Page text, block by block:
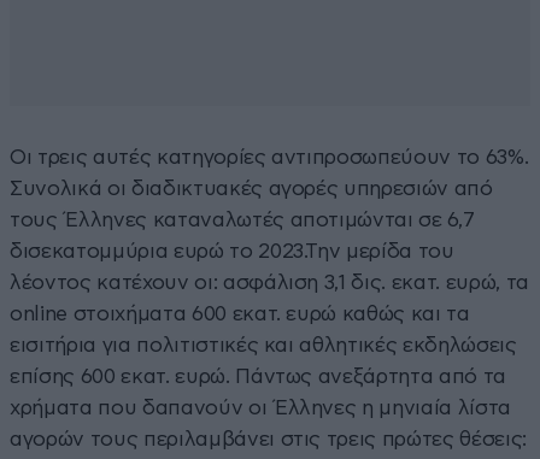
Οι τρεις αυτές κατηγορίες αντιπροσωπεύουν το 63%.
Συνολικά οι διαδικτυακές αγορές υπηρεσιών από
τους Έλληνες καταναλωτές αποτιμώνται σε 6,7
δισεκατομμύρια ευρώ το 2023.Την μερίδα του
λέοντος κατέχουν οι: ασφάλιση 3,1 δις. εκατ. ευρώ, τα
οnline στοιχήματα 600 εκατ. ευρώ καθώς και τα
εισιτήρια για πολιτιστικές και αθλητικές εκδηλώσεις
επίσης 600 εκατ. ευρώ. Πάντως ανεξάρτητα από τα
χρήματα που δαπανούν οι Έλληνες η μηνιαία λίστα
αγορών τους περιλαμβάνει στις τρεις πρώτες θέσεις: